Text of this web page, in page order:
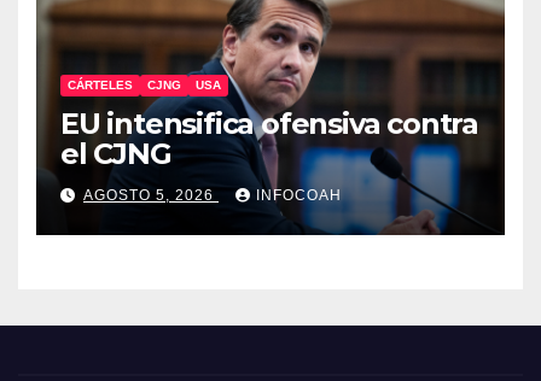
CÁRTELES CJNG USA
EU intensifica ofensiva contra
el CJNG
AGOSTO 5, 2026 INFOCOAH